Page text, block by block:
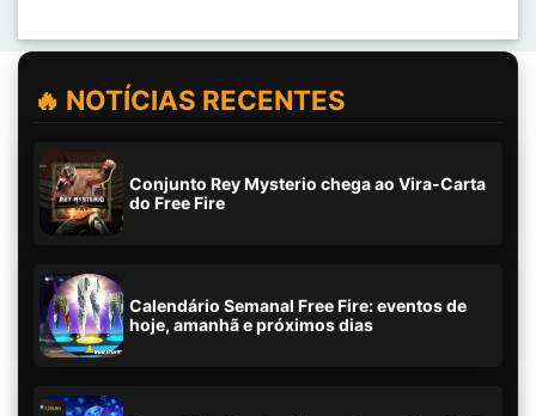
🔥 NOTÍCIAS RECENTES
Conjunto Rey Mysterio chega ao Vira-Carta
do Free Fire
Calendário Semanal Free Fire: eventos de
hoje, amanhã e próximos dias